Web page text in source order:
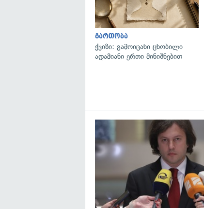
გართობა
ქვიზი: გამოიცანი ცნობილი
ადამიანი ერთი მინიშნებით